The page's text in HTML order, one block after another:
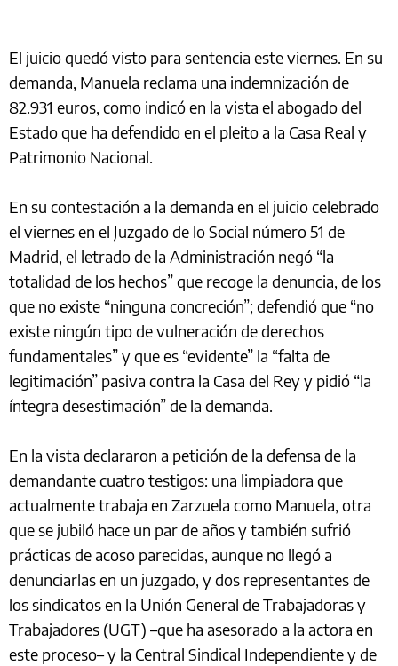
El juicio quedó visto para sentencia este viernes. En su
demanda, Manuela reclama una indemnización de
82.931 euros, como indicó en la vista el abogado del
Estado que ha defendido en el pleito a la Casa Real y
Patrimonio Nacional.
En su contestación a la demanda en el juicio celebrado
el viernes en el Juzgado de lo Social número 51 de
Madrid, el letrado de la Administración negó “la
totalidad de los hechos” que recoge la denuncia, de los
que no existe “ninguna concreción”; defendió que “no
existe ningún tipo de vulneración de derechos
fundamentales” y que es “evidente” la “falta de
legitimación” pasiva contra la Casa del Rey y pidió “la
íntegra desestimación” de la demanda.
En la vista declararon a petición de la defensa de la
demandante cuatro testigos: una limpiadora que
actualmente trabaja en Zarzuela como Manuela, otra
que se jubiló hace un par de años y también sufrió
prácticas de acoso parecidas, aunque no llegó a
denunciarlas en un juzgado, y dos representantes de
los sindicatos en la Unión General de Trabajadoras y
Trabajadores (UGT) –que ha asesorado a la actora en
este proceso– y la Central Sindical Independiente y de